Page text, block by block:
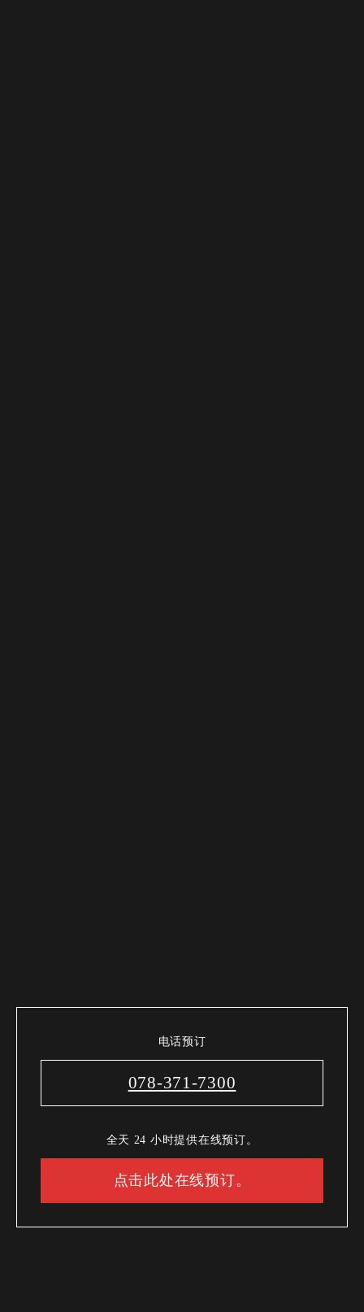
电话预订
078-371-7300
全天 24 小时提供在线预订。
点击此处在线预订。